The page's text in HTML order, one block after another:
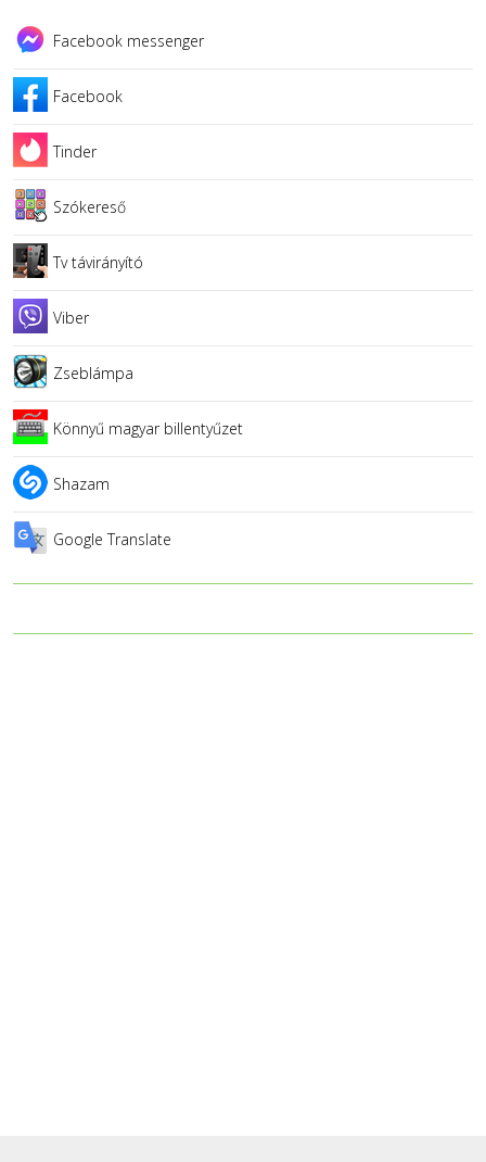
Facebook messenger
Facebook
Tinder
Szókereső
Tv távirányító
Viber
Zseblámpa
Könnyű magyar billentyűzet
Shazam
Google Translate